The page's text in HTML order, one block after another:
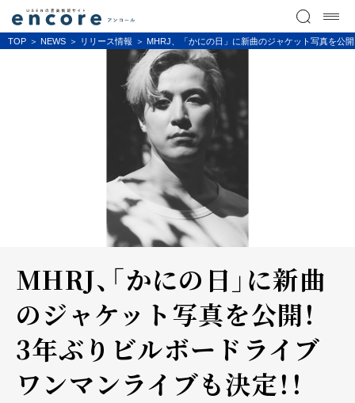
TOP NEWS リリース情報 MHRJ、「かにの日」に新曲のジャケット写真を公
MHRJ、「かにの日」に新曲
のジャケット写真を公開！
3年ぶりビルボードライブ
ワンマンライブも決定！！